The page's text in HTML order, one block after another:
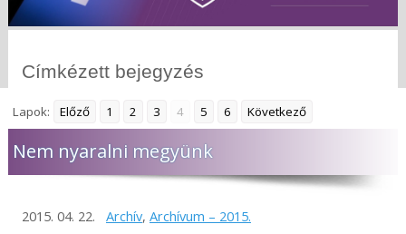
Címkézett bejegyzés
Lapok: Előző 1 2 3 4 5 6 Következő
Nem nyaralni megyünk
2015. 04. 22. Archív, Archívum – 2015.